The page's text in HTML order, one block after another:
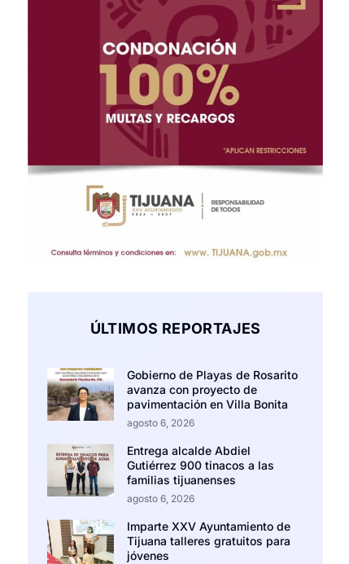
ÚLTIMOS REPORTAJES
Gobierno de Playas de Rosarito
avanza con proyecto de
pavimentación en Villa Bonita
agosto 6, 2026
Entrega alcalde Abdiel
Gutiérrez 900 tinacos a las
familias tijuanenses
agosto 6, 2026
Imparte XXV Ayuntamiento de
Tijuana talleres gratuitos para
jóvenes